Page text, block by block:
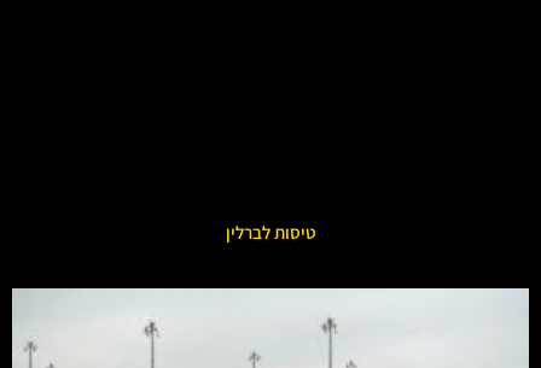
טיסות לברלין